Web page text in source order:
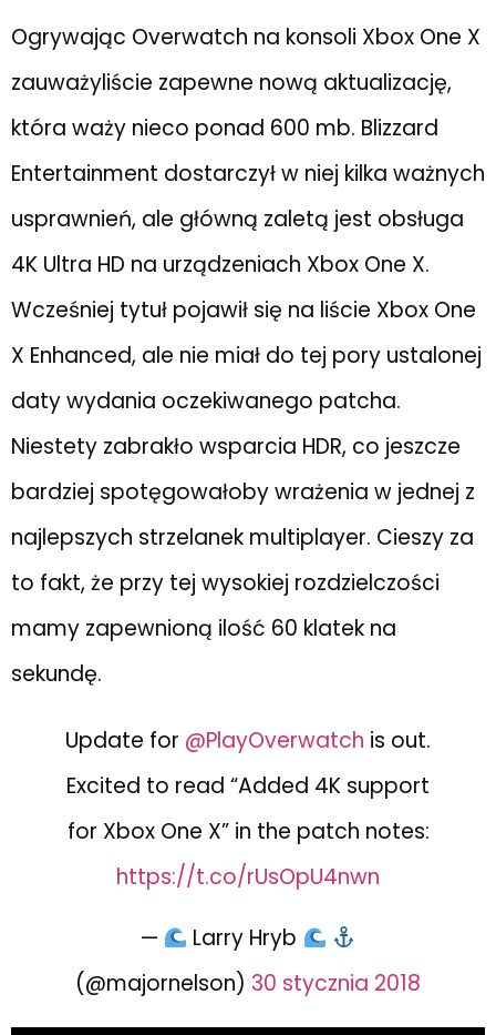
Ogrywając Overwatch na konsoli Xbox One X
zauważyliście zapewne nową aktualizację,
która waży nieco ponad 600 mb. Blizzard
Entertainment dostarczył w niej kilka ważnych
usprawnień, ale główną zaletą jest obsługa
4K Ultra HD na urządzeniach Xbox One X.
Wcześniej tytuł pojawił się na liście Xbox One
X Enhanced, ale nie miał do tej pory ustalonej
daty wydania oczekiwanego patcha.
Niestety zabrakło wsparcia HDR, co jeszcze
bardziej spotęgowałoby wrażenia w jednej z
najlepszych strzelanek multiplayer. Cieszy za
to fakt, że przy tej wysokiej rozdzielczości
mamy zapewnioną ilość 60 klatek na
sekundę.
Update for @PlayOverwatch is out.
Excited to read “Added 4K support
for Xbox One X” in the patch notes:
https://t.co/rUsOpU4nwn
—
Larry Hryb
(@majornelson) 30 stycznia 2018